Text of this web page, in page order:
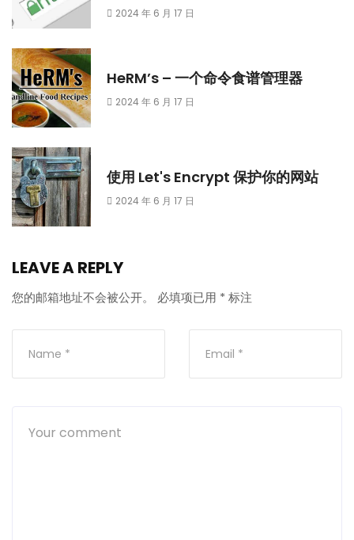
2024 年 6 月 17 日
HeRM’s – 一个命令食谱管理器
2024 年 6 月 17 日
使用 Let's Encrypt 保护你的网站
2024 年 6 月 17 日
LEAVE A REPLY
您的邮箱地址不会被公开。 必填项已用 * 标注